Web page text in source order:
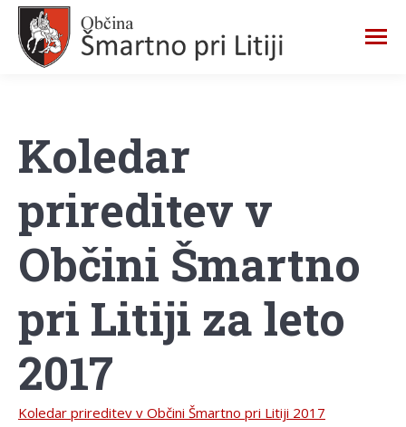
Koledar
prireditev v
Občini Šmartno
pri Litiji za leto
2017
Koledar prireditev v Občini Šmartno pri Litiji 2017